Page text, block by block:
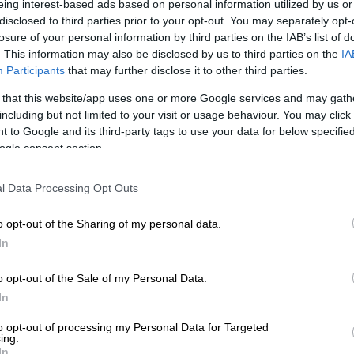
interest-based ads based on personal information utilized by us
to third parties prior to your opt-out. You may separately
of your personal information by third parties on the IAB’s list of
This information may also be disclosed by us to third parties on the
Participants that may further disclose it to other third parties.
that this website/app uses one or more Google services and may
but not limited to your visit or usage behaviour. You may
to Google and its third-party tags to use your data for below
consent section.
Data Processing Opt Outs
opt-out of the Sharing of my personal data.
opt-out of the Sale of my Personal Data.
opt-out of processing my Personal Data for Targeted
το ΕΘΝΟΣ στη Google
λόγο σε ανακοίνωση της ηΑρχή για το
του Μανώλη Πετσίτη
ύπαρξη ροής χρήματος που σχετίζεται
άλλοτε στενού συνεργάτη
από την θέση του
για Ξέπλυμα Βρώμικου Χρήματος, η Αρχή
εσόδων από εγκληματικές
λόγο για διαστρεβλωμένες